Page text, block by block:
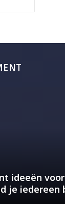
ideeën
je iedereen